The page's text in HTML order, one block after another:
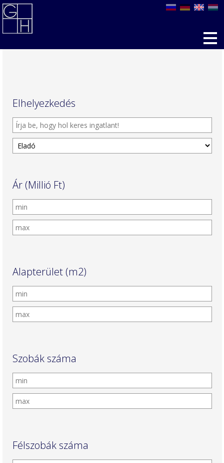
Elhelyezkedés
Ár (Millió Ft)
Alapterület (m2)
Szobák száma
Félszobák száma